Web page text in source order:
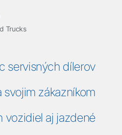
Trucks
servisných dílerov
svojim zákazníkom
vozidiel aj jazdené